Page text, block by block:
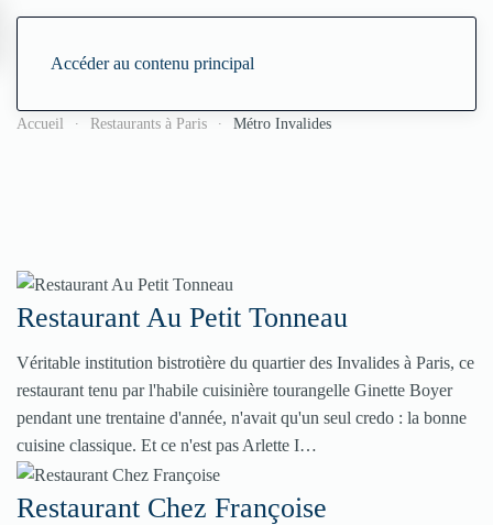
Accéder au contenu principal
Accueil Restaurants à Paris Métro Invalides
Restaurant Au Petit Tonneau
Véritable institution bistrotière du quartier des Invalides à Paris, ce
restaurant tenu par l'habile cuisinière tourangelle Ginette Boyer
pendant une trentaine d'année, n'avait qu'un seul credo : la bonne
cuisine classique. Et ce n'est pas Arlette I…
Restaurant Chez Françoise